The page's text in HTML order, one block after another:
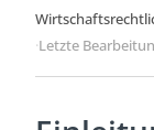
·Letzte